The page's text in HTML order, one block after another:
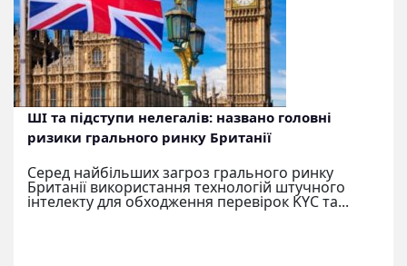
ШІ та підступи нелегалів: названо головні
ризики грального ринку Британії
Серед найбільших загроз грального ринку
Британії використання технологій штучного
інтелекту для обходження перевірок KYC та...